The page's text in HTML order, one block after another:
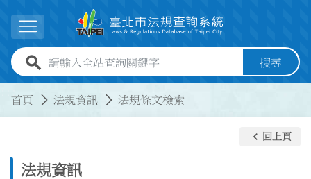
展開選單
全站查詢關鍵字欄位 搜尋
首頁 法規資訊 法規條文檢索
法規資訊
keyboard_arrow_left 回上頁